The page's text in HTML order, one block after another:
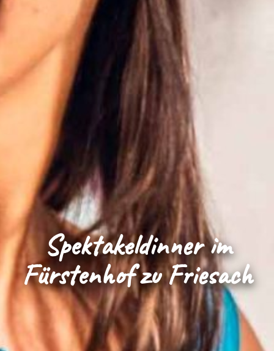
Spektakeldinner im
Fürstenhof zu Friesach